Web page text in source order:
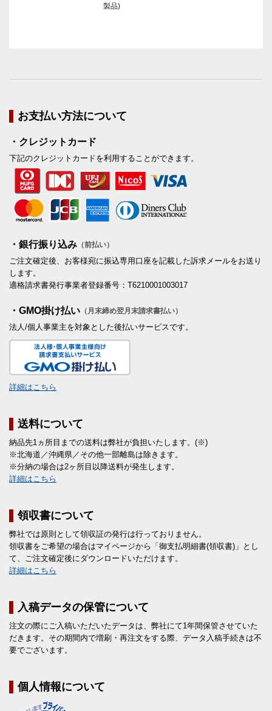
製品)
お支払い方法について
・クレジットカード
下記のクレジットカードを利用することができます。
・銀行振り込み （前払い）
ご注文確定後、お客様宛に振込専用口座を記載した訴求メールをお送り
します。
適格請求書発行事業者登録番号：T6210001003017
・GMO掛け払い （月末締め翌月末請求書払い）
法人/個人事業主を対象とした後払いサービスです。
詳細はこちら
送料について
納品先1ヵ所目までの送料は弊社が負担いたします。(※)
※北海道／沖縄県／その他一部離島は除きます。
※分納の場合は2ヶ所目以降送料が発生します。
詳細はこちら
領収書について
弊社では原則として領収証の発行は行っておりません。
領収書をご希望の場合はマイページから「御支払明細書(領収書)」とし
て、ご注文確定後にダウンロードいただけます。
詳細はこちら
入稿データの保管について
注文の際にご入稿いただいたデータは、弊社にて1年間保管させていた
だきます。その期間内で増刷・再注文をする際、データ入稿手続きは不
要でございます。
個人情報について